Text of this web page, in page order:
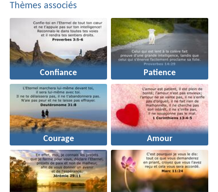
Thèmes associés
Confiance Patience
Courage Amour